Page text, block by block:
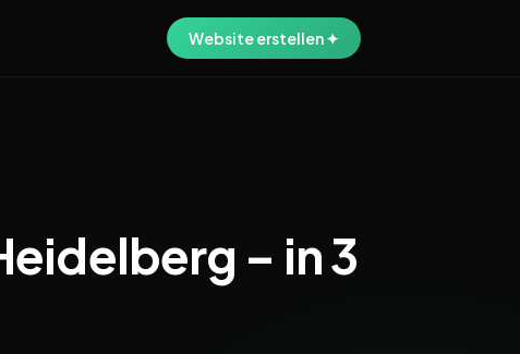
Website erstellen ✦
– in 3